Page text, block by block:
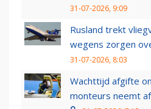
31-07-2026, 9:09
Rusland trekt
wegens zorgen
31-07-2026, 8:03
Wachttijd afgifte
monteurs neemt